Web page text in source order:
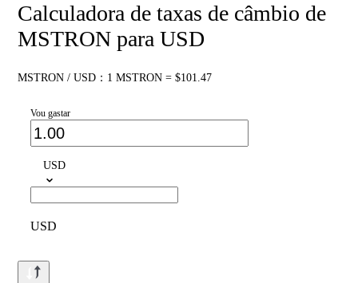
Calculadora de taxas de câmbio de
MSTRON para USD
MSTRON / USD：1 MSTRON = $101.47
Vou gastar
USD
USD